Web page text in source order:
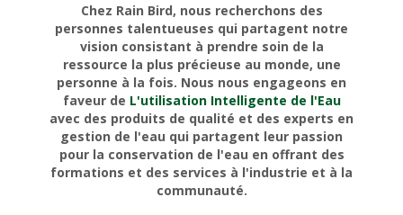
Chez Rain Bird, nous recherchons des
personnes talentueuses qui partagent notre
vision consistant à prendre soin de la
ressource la plus précieuse au monde, une
personne à la fois. Nous nous engageons en
faveur de L'utilisation Intelligente de l'Eau
avec des produits de qualité et des experts en
gestion de l'eau qui partagent leur passion
pour la conservation de l'eau en offrant des
formations et des services à l'industrie et à la
communauté.